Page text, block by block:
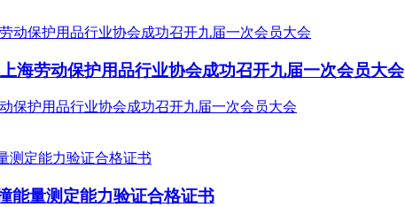
劳动保护用品行业协会成功召开九届一次会员大会
护用品行业协会成功召开九届一次会员大会
能量测定能力验证合格证书